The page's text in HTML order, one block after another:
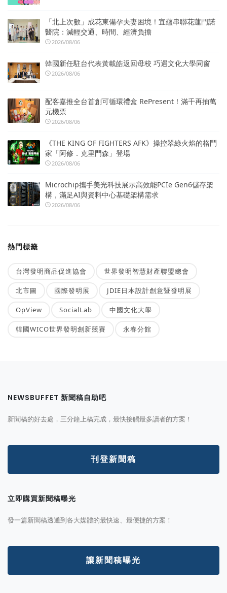
「北上次數」成花東備孕夫妻困境！宜蘊串聯花蓮門諾
醫院：減輕交通、時間、經濟負擔
2026/08/06
韓國新任駐台代表黃載皓返回母校 巧遇文化大學同窗
2026/08/06
配客嘉推全台首創可循環禮盒 RePresent！滿千再抽萬
元機票
2026/08/06
《THE KING OF FIGHTERS AFK》操控翠綠火焰的格鬥
家「阿修．克里門森」登場
2026/08/06
Microchip攜手美光科技展示高效能PCIe Gen6儲存架
構，滿足AI與資料中心基礎架構需求
2026/08/06
熱門標籤
台灣發明商品促進協會 世界發明智慧財產聯盟總會
北市圖 國際發明展 JDIE日本設計創意暨發明展
OpView SocialLab 中國文化大學
韓國WICO世界發明創新競賽 永春分館
NEWSBUFFET 新聞稿自助吧
新聞稿的好去處，三分鐘上稿完成，最快接觸最多讀者的方案！
刊登新聞稿
立即購買新聞稿曝光
發一篇新聞稿透通到各大媒體的最快速、最便捷的方案！
讓新聞稿曝光